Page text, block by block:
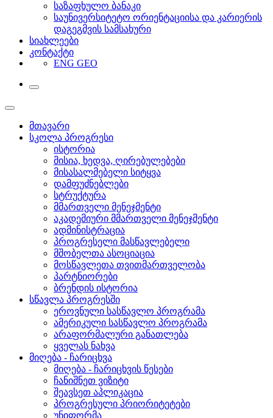
საზაფხულო ბანაკი
საუნივერსიტეტო ორიენტაციისა და კარიერის
დაგეგმვის სამსახური
სიახლეები
კონტაქტი
ENG GEO
მთავარი
სკოლა პროგრესი
ისტორია
მისია, ხედვა, ღირებულებები
მისასალმებელი სიტყვა
დამფუძნებლები
სტრუქტურა
მმართველი მენეჯმენტი
აკადემიური მმართველი მენეჯმენტი
ადმინისტრაცია
პროგრესელი მასწავლებელი
მშობელთა ასოციაცია
მოსწავლეთა თვითმართველობა
პარტნიორები
ბრენდის ისტორია
სწავლა პროგრესში
ეროვნული სასწავლო პროგრამა
ამერიკული სასწავლო პროგრამა
არაფორმალური განათლება
ყველას ნახვა
მიღება - ჩარიცხვა
მიღება - ჩარიცხვის წესები
ჩანიშნეთ ვიზიტი
შეავსეთ აპლიკაცია
პროგრესული პრიორიტეტები
უნიფორმა